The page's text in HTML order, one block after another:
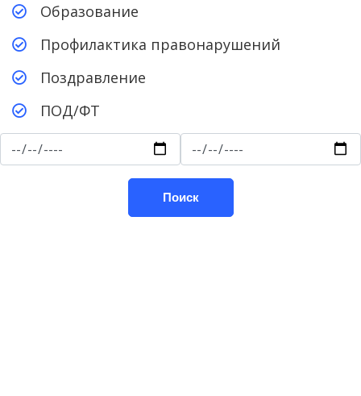
Образование
Профилактика правонарушений
Поздравление
ПОД/ФТ
Поиск